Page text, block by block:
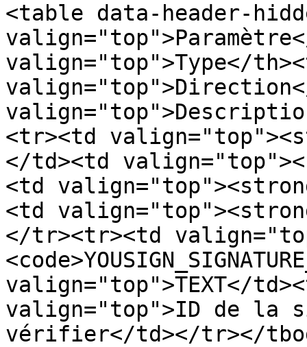
<table data-header-
valign="top">Type</
<tr><td
</td><td
<td
<td
</tr><tr><td
valign="top">TEXT</
valign="top">ID de la
vérifier</td></tr></